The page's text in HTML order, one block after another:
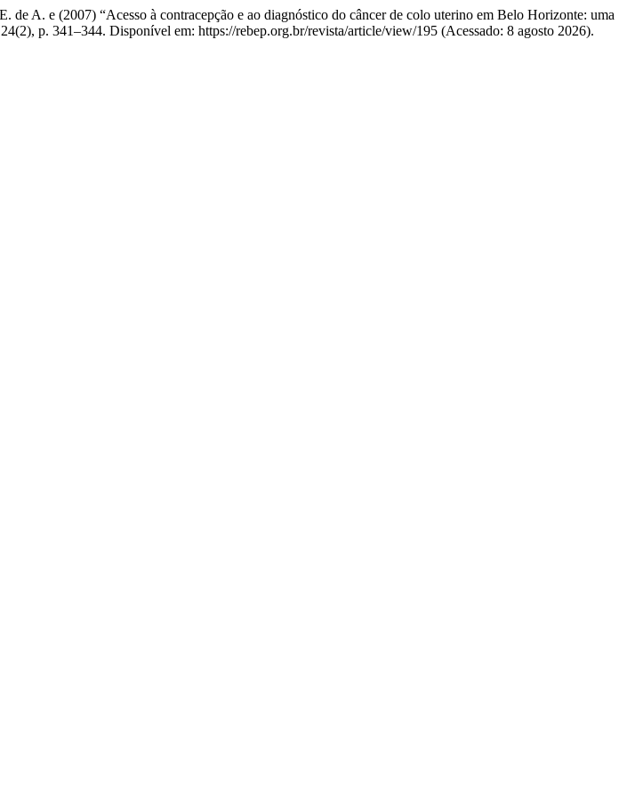
A. e (2007) “Acesso à contracepção e ao diagnóstico do câncer de colo uterino em Belo Horizonte: uma
p. 341–344. Disponível em: https://rebep.org.br/revista/article/view/195 (Acessado: 8 agosto 2026).